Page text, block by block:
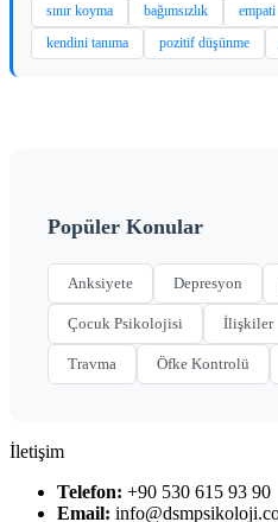
sınır koyma
bağımsızlık empati
kendini tanıma
pozitif düşünme
Popüler Konular
Anksiyete Depresyon
Çocuk Psikolojisi İlişkiler
Travma Öfke Kontrolü
İletişim
Telefon: +90 530 615 93 90
Email: